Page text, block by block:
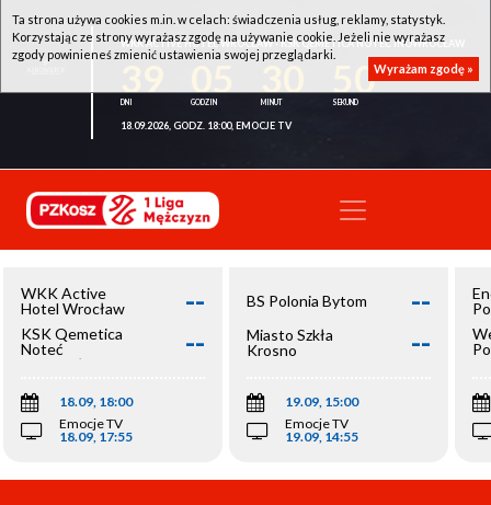
WKK ACTIVE HOTEL WROCŁAW - KSK QEMETICA NOTEĆ INOWROCŁAW
50
18.09.2026, GODZ. 18:00, EMOCJE TV
WKK Active
Hotel Wrocław
--
KSK Qemetica
Noteć
Inowrocław
--
18.09, 18:00
Emocje TV
18.09, 17:55
BS Polonia Bytom --
Miasto Szkła
Krosno
--
19.09, 15:00
Emocje TV
19.09, 14:55
Ta strona używa cookies m.in. w celach: świadczenia usług, reklamy, statystyk.
Korzystając ze strony wyrażasz zgodę na używanie cookie. Jeżeli nie wyrażasz
zgody powinieneś zmienić ustawienia swojej przeglądarki.
Wyrażam zgodę »